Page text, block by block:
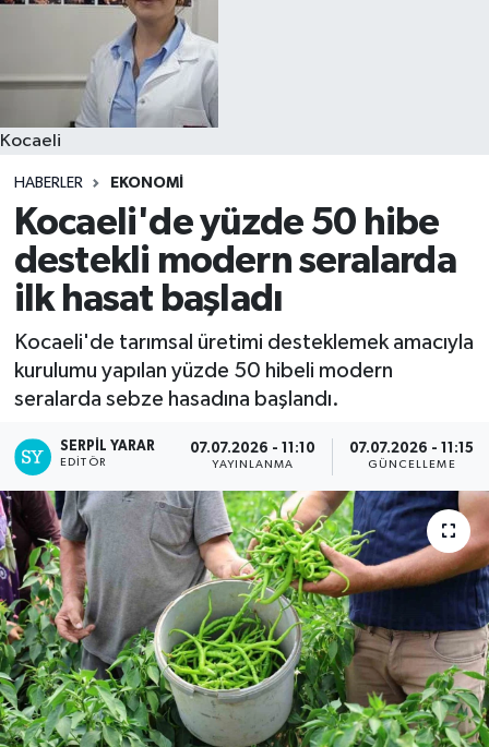
Kocaeli
HABERLER EKONOMİ
Kocaeli'de yüzde 50 hibe
destekli modern seralarda
ilk hasat başladı
Kocaeli'de tarımsal üretimi desteklemek amacıyla
kurulumu yapılan yüzde 50 hibeli modern
seralarda sebze hasadına başlandı.
SERPİL YARAR
EDITÖR
07.07.2026 - 11:10
YAYINLANMA
07.07.2026 - 11:15
GÜNCELLEME